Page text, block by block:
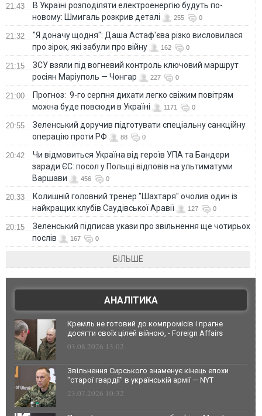
21:43
В Україні розподіляти електроенергію будуть по-
новому: Шмигаль розкрив деталі
255 0
21:32
"Я доначу щодня": Даша Астаф'єва різко висловилася
про зірок, які забули про війну
162 0
21:15
ЗСУ взяли під вогневий контроль ключовий маршрут
росіян Маріуполь — Чонгар
227 0
21:00
Прогноз: 9-го серпня дихати легко свіжим повітрям
можна буде повсюди в Україні
1171 0
20:55
Зеленський доручив підготувати спеціальну санкційну
операцію проти РФ
88 0
20:42
Чи відмовиться Україна від героїв УПА та Бандери
заради ЄС: посол у Польщі відповів на ультиматуми
Варшави
456 0
20:33
Колишній головний тренер "Шахтаря" очолив один із
найкращих клубів Саудівської Аравії
127 0
20:15
Зеленський підписав укази про звільнення ще чотирьох
послів
167 0
БІЛЬШЕ
АНАЛІТИКА
Кремль не готовий до компромісів і прагне
досягти своїх цілей війною, - Foreign Affairs
03.08.2026 13:02
Звільнення Сирського знаменує кінець епохи
"старої гвардії" в українській армії — NYT
23.07.2026 10:32